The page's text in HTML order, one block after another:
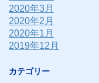
2020年3月
2020年2月
2020年1月
2019年12月
カテゴリー